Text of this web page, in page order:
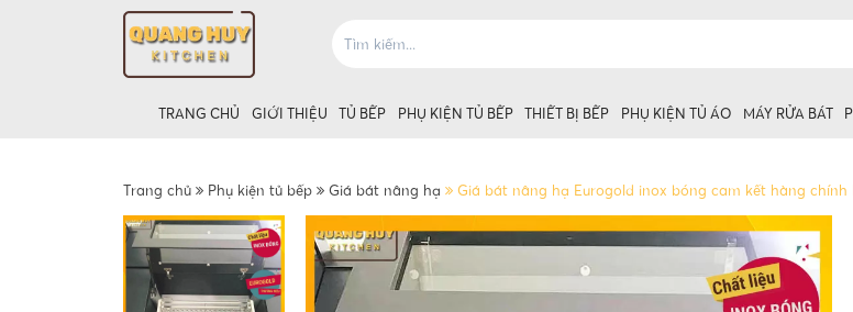
TRANG CHỦ GIỚI THIỆU TỦ BẾP PHỤ KIỆN TỦ BẾP
Giá úp bát tủ trên
Giá úp bát tủ dưới
THIẾT BỊ BẾP PHỤ KIỆN TỦ ÁO MÁY RỬA BÁT
Trang chủ Phụ kiện tủ bếp Giá bát nâng hạ Giá bát nâng hạ Eurogold inox bóng cam kết hàng chính